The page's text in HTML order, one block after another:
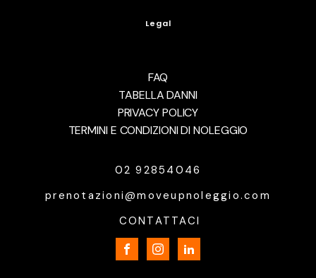
Legal
FAQ
TABELLA DANNI
PRIVACY POLICY
TERMINI E CONDIZIONI DI NOLEGGIO
02 92854046
prenotazioni@moveupnoleggio.com
CONTATTACI